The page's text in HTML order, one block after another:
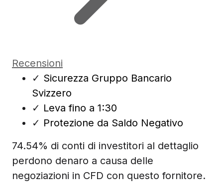
Recensioni
✓ Sicurezza Gruppo Bancario
Svizzero
✓ Leva fino a 1:30
✓ Protezione da Saldo Negativo
74.54% di conti di investitori al dettaglio
perdono denaro a causa delle
negoziazioni in CFD con questo fornitore.